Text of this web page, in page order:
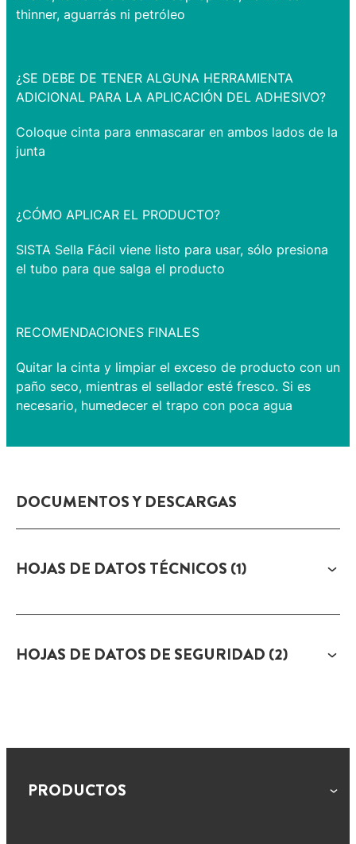
thinner, aguarrás ni petróleo
¿SE DEBE DE TENER ALGUNA HERRAMIENTA
ADICIONAL PARA LA APLICACIÓN DEL ADHESIVO?
Coloque cinta para enmascarar en ambos lados de la
junta
¿CÓMO APLICAR EL PRODUCTO?
SISTA Sella Fácil viene listo para usar, sólo presiona
el tubo para que salga el producto
RECOMENDACIONES FINALES
Quitar la cinta y limpiar el exceso de producto con un
paño seco, mientras el sellador esté fresco. Si es
necesario, humedecer el trapo con poca agua
DOCUMENTOS Y DESCARGAS
HOJAS DE DATOS TÉCNICOS (1)
HOJAS DE DATOS DE SEGURIDAD (2)
PRODUCTOS